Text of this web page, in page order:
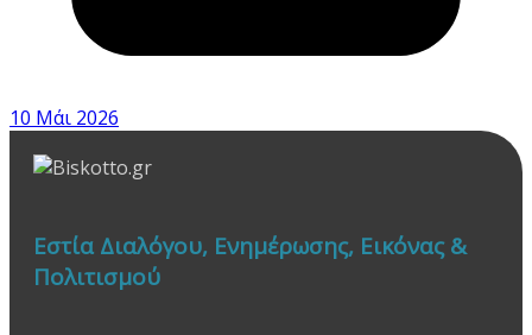
10 Μάι 2026
Εστία Διαλόγου, Ενημέρωσης, Εικόνας &
Πολιτισμού